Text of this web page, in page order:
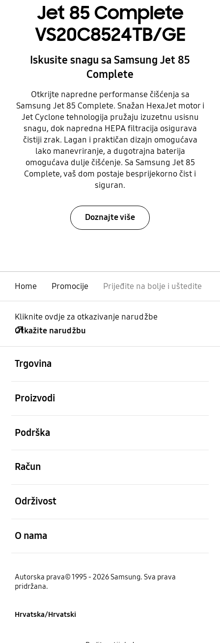
Jet 85 Complete
VS20C8524TB/GE
Iskusite snagu sa Samsung Jet 85
Complete
Otkrijte napredne performanse čišćenja sa
Samsung Jet 85 Complete. Snažan HexaJet motor i
Jet Cyclone tehnologija pružaju izuzetnu usisnu
snagu, dok napredna HEPA filtracija osigurava
čistiji zrak. Lagan i praktičan dizajn omogućava
lako manevriranje, a dugotrajna baterija
omogućava dulje čišćenje. Sa Samsung Jet 85
Complete, vaš dom postaje besprijekorno čist i
siguran.
Doznajte više
Home Promocije Prijeđite na bolje i uštedite
Kliknite ovdje za otkazivanje narudžbe
Otkažite narudžbu
Trgovina
Proizvodi
Podrška
Račun
Održivost
O nama
Autorska prava© 1995 - 2026 Samsung. Sva prava
pridržana.
Hrvatska/Hrvatski